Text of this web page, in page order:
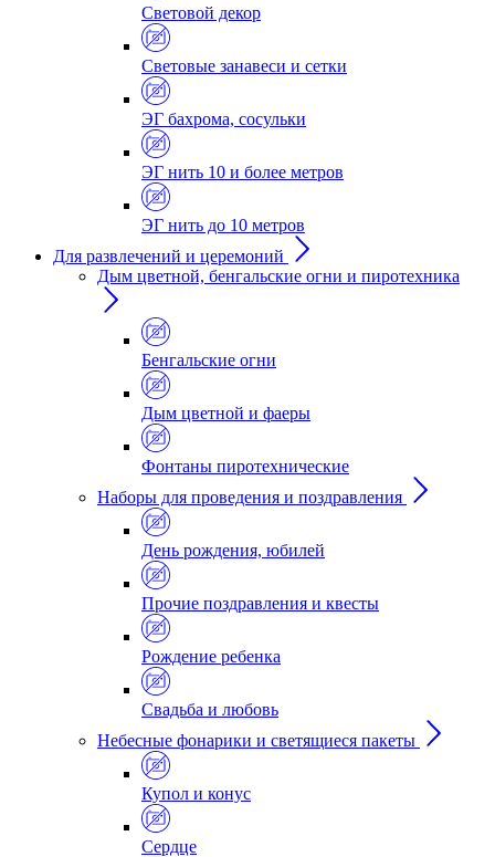
Световой декор
Световые занавеси и сетки
ЭГ бахрома, сосульки
ЭГ нить 10 и более метров
ЭГ нить до 10 метров
Для развлечений и церемоний
Дым цветной, бенгальские огни и пиротехника
Бенгальские огни
Дым цветной и фаеры
Фонтаны пиротехнические
Наборы для проведения и поздравления
День рождения, юбилей
Прочие поздравления и квесты
Рождение ребенка
Свадьба и любовь
Небесные фонарики и светящиеся пакеты
Купол и конус
Сердце